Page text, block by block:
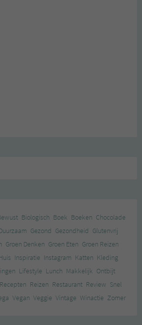
Biologisch Boek Boeken Chocolade
Gezond Gezondheid Glutenvrij
Groen Denken Groen Eten Groen Reizen
Inspiratie Instagram Katten Kleding
Lifestyle Lunch Makkelijk Ontbijt
Recepten Reizen Restaurant Review Snel
Vegan Veggie Vintage Winactie Zomer